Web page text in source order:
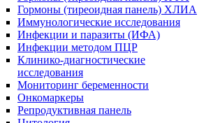
Гормоны (тиреоидная панель) ХЛИА
Иммунологические исследования
Инфекции и паразиты (ИФА)
Инфекции методом ПЦР
Клинико-диагностические
исследования
Мониторинг беременности
Онкомаркеры
Репродуктивная панель